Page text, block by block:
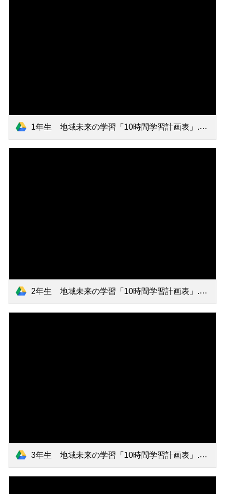
1年生 地域未来の学習「10時間学習計画表」.pdf
2年生 地域未来の学習「10時間学習計画表」.pdf
3年生 地域未来の学習「10時間学習計画表」.pdf